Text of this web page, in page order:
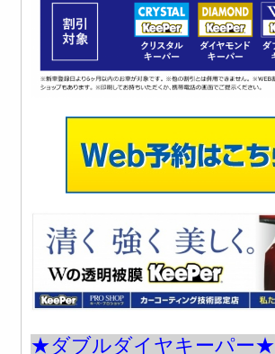
★ダブルダイヤキーパー★